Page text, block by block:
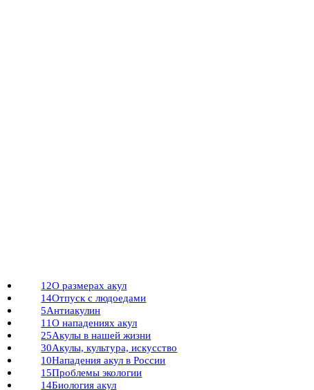
12О размерах акул
14Отпуск с людоедами
5Антиакулин
11О нападениях акул
25Акулы в нашей жизни
30Акулы, культура, искусство
10Нападения акул в России
15Проблемы экологии
14Биология акул